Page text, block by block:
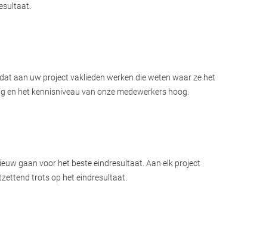
aan uw project vaklieden werken die weten waar ze het
en het kennisniveau van onze medewerkers hoog.
gaan voor het beste eindresultaat. Aan elk project
trots op het eindresultaat.